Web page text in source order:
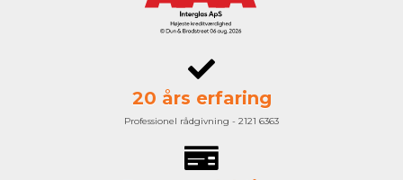
20 års erfaring
Professionel rådgivning - 2121 6363